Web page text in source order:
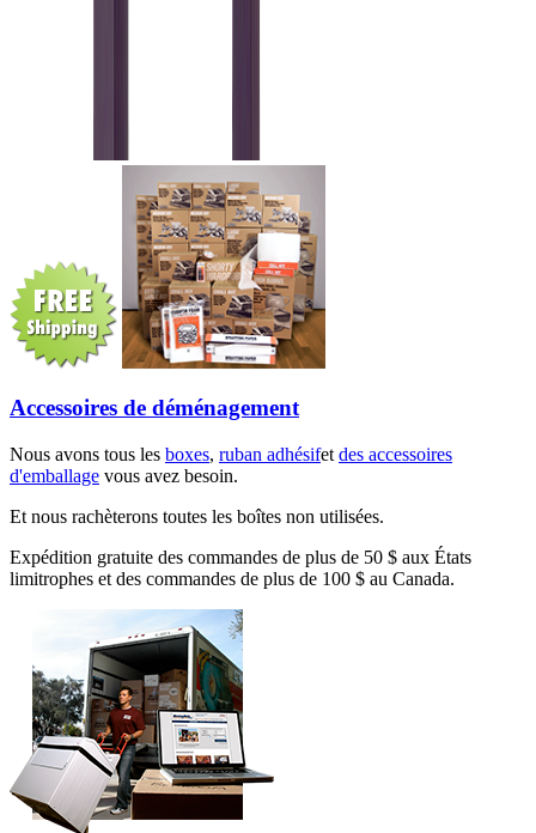
Accessoires de déménagement
Nous avons tous les boxes, ruban adhésifet des accessoires
d'emballage vous avez besoin.
Et nous rachèterons toutes les boîtes non utilisées.
Expédition gratuite des commandes de plus de 50 $ aux États
limitrophes et des commandes de plus de 100 $ au Canada.